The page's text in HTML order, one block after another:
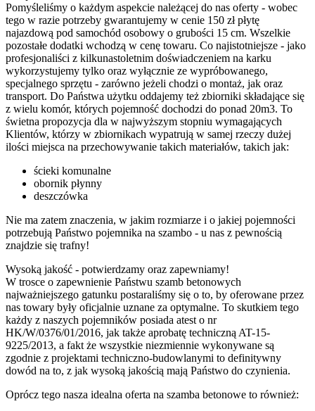
Pomyśleliśmy o każdym aspekcie należącej do nas oferty - wobec
tego w razie potrzeby gwarantujemy w cenie 150 zł płytę
najazdową pod samochód osobowy o grubości 15 cm. Wszelkie
pozostałe dodatki wchodzą w cenę towaru. Co najistotniejsze - jako
profesjonaliści z kilkunastoletnim doświadczeniem na karku
wykorzystujemy tylko oraz wyłącznie ze wypróbowanego,
specjalnego sprzętu - zarówno jeżeli chodzi o montaż, jak oraz
transport. Do Państwa użytku oddajemy też zbiorniki składające się
z wielu komór, których pojemność dochodzi do ponad 20m3. To
świetna propozycja dla w najwyższym stopniu wymagających
Klientów, którzy w zbiornikach wypatrują w samej rzeczy dużej
ilości miejsca na przechowywanie takich materiałów, takich jak:
ścieki komunalne
obornik płynny
deszczówka
Nie ma zatem znaczenia, w jakim rozmiarze i o jakiej pojemności
potrzebują Państwo pojemnika na szambo - u nas z pewnością
znajdzie się trafny!
Wysoką jakość - potwierdzamy oraz zapewniamy!
W trosce o zapewnienie Państwu szamb betonowych
najważniejszego gatunku postaraliśmy się o to, by oferowane przez
nas towary były oficjalnie uznane za optymalne. To skutkiem tego
każdy z naszych pojemników posiada atest o nr
HK/W/0376/01/2016, jak także aprobatę techniczną AT-15-
9225/2013, a fakt że wszystkie niezmiennie wykonywane są
zgodnie z projektami techniczno-budowlanymi to definitywny
dowód na to, z jak wysoką jakością mają Państwo do czynienia.
Oprócz tego nasza idealna oferta na szamba betonowe to również: